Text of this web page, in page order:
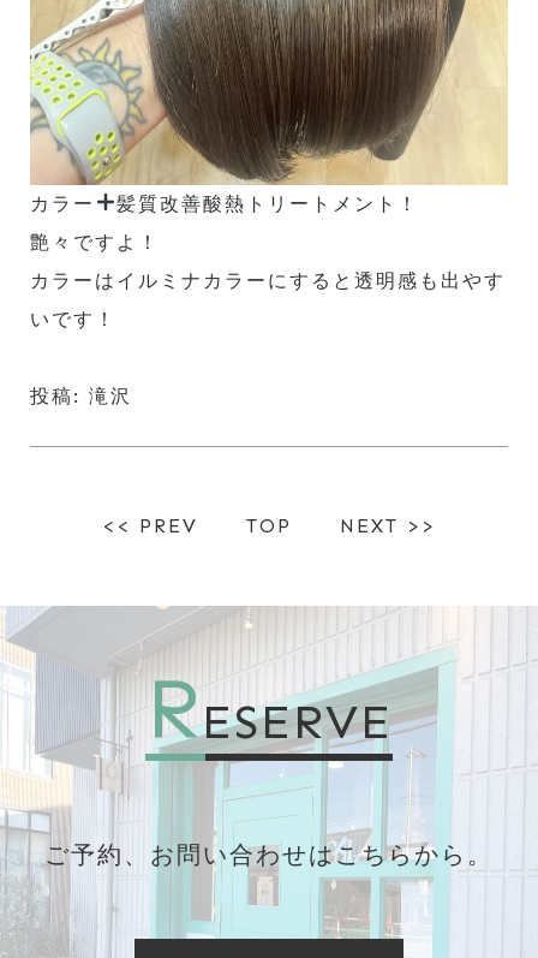
カラー
髪質改善酸熱トリートメント！
艶々ですよ！
カラーはイルミナカラーにすると透明感も出やす
いです！
投稿: 滝沢
<< PREV TOP NEXT >>
RESERVE
ご予約、お問い合わせはこちらから。